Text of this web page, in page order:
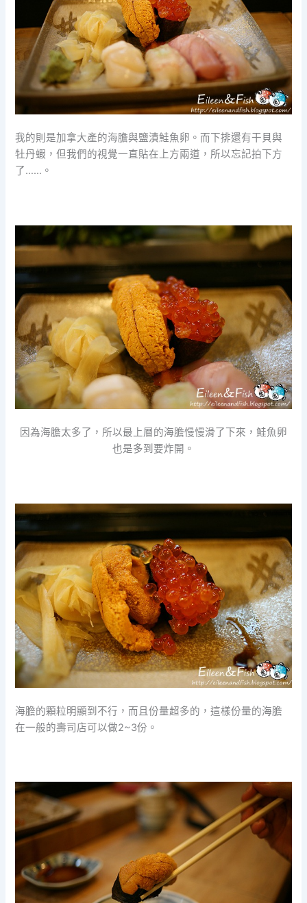
我的則是加拿大產的海膽與鹽漬鮭魚卵。而下排還有干貝與
牡丹蝦，但我們的視覺一直貼在上方兩道，所以忘記拍下方
了……。
因為海膽太多了，所以最上層的海膽慢慢滑了下來，鮭魚卵
也是多到要炸開。
海膽的顆粒明顯到不行，而且份量超多的，這樣份量的海膽
在一般的壽司店可以做2~3份。